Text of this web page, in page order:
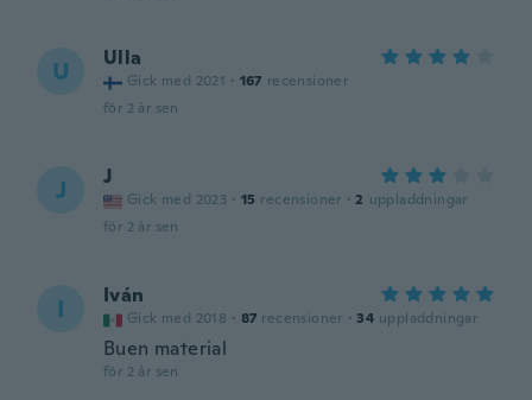
U Ulla
Gick med 2021 · 167 recensioner
för 2 år sen
J J
Gick med 2023 · 15 recensioner · 2 uppladdningar
för 2 år sen
I Iván
Gick med 2018 · 87 recensioner · 34 uppladdningar
Buen material
för 2 år sen